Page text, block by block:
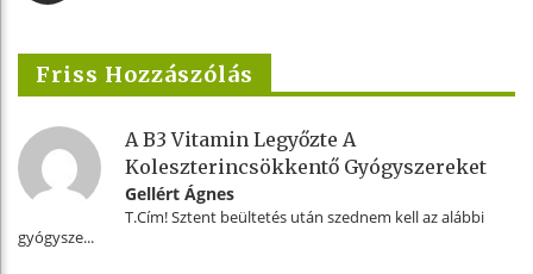
Friss Hozzászólás
A B3 Vitamin Legyőzte A
Koleszterincsökkentő Gyógyszereket
Gellért Ágnes
T.Cím! Sztent beültetés után szednem kell az alábbi
gyógysze...